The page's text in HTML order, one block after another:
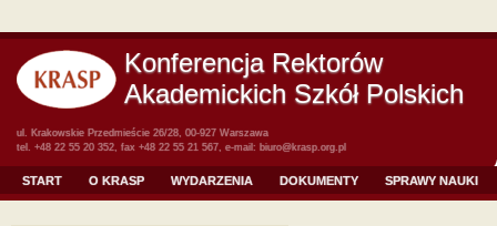
Konferencja Rektorów
Akademickich Szkół Polskich
ul. Krakowskie Przedmieście 26/28, 00-927 Warszawa
tel. +48 22 55 20 352, fax +48 22 55 21 567, e-mail: biuro@krasp.org.pl
START O KRASP WYDARZENIA DOKUMENTY SPRAWY NAUKI